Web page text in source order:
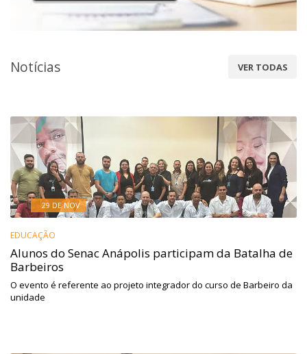
Notícias VER TODAS
29 DE NOV
EDUCAÇÃO
Alunos do Senac Anápolis participam da Batalha de
Barbeiros
O evento é referente ao projeto integrador do curso de Barbeiro da
unidade